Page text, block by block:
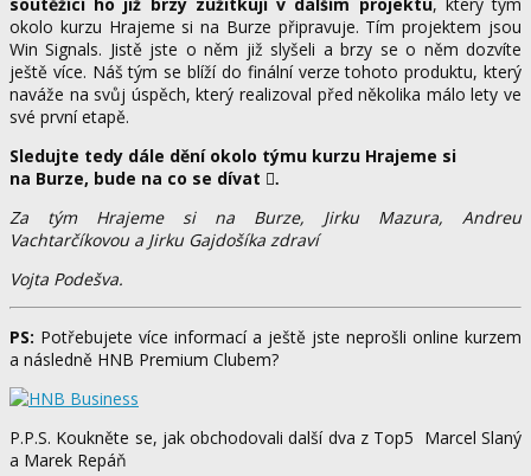
okolo kurzu Hrajeme si na Burze připravuje. Tím projektem jsou
Win Signals. Jistě jste o něm již slyšeli a brzy se o něm dozvíte
ještě více. Náš tým se blíží do finální verze tohoto produktu, který
naváže na svůj úspěch, který realizoval před několika málo lety ve
své první etapě.
Sledujte tedy dále dění okolo týmu kurzu Hrajeme si
na Burze, bude na co se dívat .
Za tým Hrajeme si na Burze, Jirku Mazura, Andreu
Vachtarčíkovou a Jirku Gajdošíka zdraví
Vojta Podešva.
PS: Potřebujete více informací a ještě jste neprošli online kurzem
a následně HNB Premium Clubem?
P.P.S. Koukněte se, jak obchodovali další dva z Top5 Marcel Slaný
a Marek Repáň